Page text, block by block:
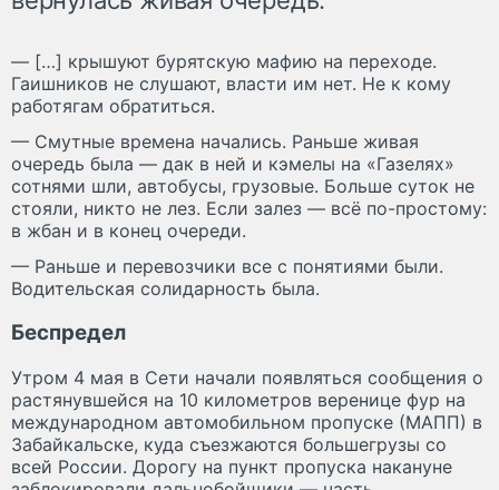
— […] крышуют бурятскую мафию на переходе.
Гаишников не слушают, власти им нет. Не к кому
работягам обратиться.
— Смутные времена начались. Раньше живая
очередь была — дак в ней и кэмелы на «Газелях»
сотнями шли, автобусы, грузовые. Больше суток не
стояли, никто не лез. Если залез — всё по-простому:
в жбан и в конец очереди.
— Раньше и перевозчики все с понятиями были.
Водительская солидарность была.
Беспредел
Утром 4 мая в Сети начали появляться сообщения о
растянувшейся на 10 километров веренице фур на
международном автомобильном пропуске (МАПП) в
Забайкальске, куда съезжаются большегрузы со
всей России. Дорогу на пункт пропуска накануне